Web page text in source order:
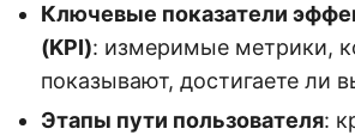
Ключевые показатели
(KPI): измеримые метрики,
показывают, достигаете ли
Этапы пути пользователя: